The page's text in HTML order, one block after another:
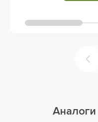
Аналоги